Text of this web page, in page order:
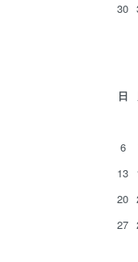
30
日
6
13
20
27